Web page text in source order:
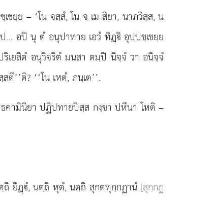
ยฺย – ‘โน จสฺสํ, โน จ เม สิยา, นาภวิสฺส, น
ป… อปิ นุ ตํ อนุปาทาย เอวํ ทิฏฺิ อุปฺปชฺเชยฺย
ริเยสิตํ อนุวิจริตํ มนสา ตมฺปิ นิจฺจํ วา อนิจฺจํ
ติ? ‘‘โน เหตํ, ภนฺเต’’.
ธคามินิยา ปฏิปทายปิสฺส กงฺขา ปหีนา โหติ –
ถิ ยิฏฺํ, นตฺถิ หุตํ, นตฺถิ สุกตทุกฺกฏานํ [สุกฺกฏ